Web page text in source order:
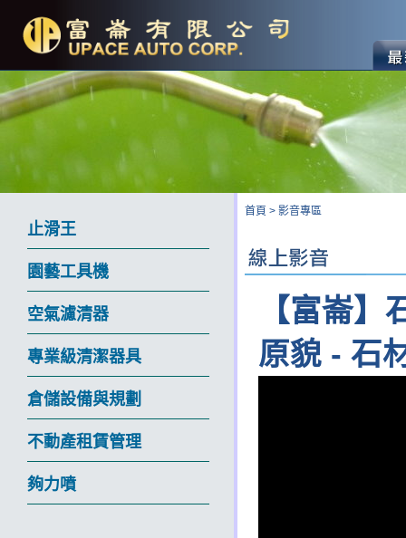
止滑王
園藝工具機
空氣濾清器
專業級清潔器具
倉儲設備與規劃
不動產租賃管理
夠力噴
首頁 > 影音專區
【富崙
原貌 - 石